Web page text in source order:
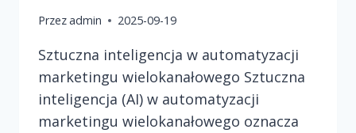
Przezadmin 2025-09-19
Sztuczna inteligencja w automatyzacji
marketingu wielokanałowego Sztuczna
inteligencja (AI) w automatyzacji
marketingu wielokanałowego oznacza